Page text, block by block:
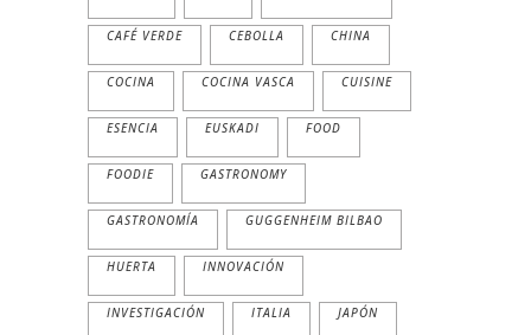
CAFÉ VERDE CEBOLLA CHINA
COCINA COCINA VASCA CUISINE
ESENCIA EUSKADI FOOD
FOODIE GASTRONOMY
GASTRONOMÍA GUGGENHEIM BILBAO
HUERTA INNOVACIÓN
INVESTIGACIÓN ITALIA JAPÓN